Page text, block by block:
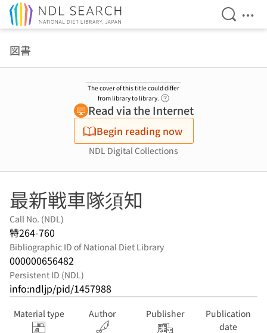
Open
図書
The cover of this title could differ
from library to library.
Read via the Internet
Begin reading now
NDL Digital Collections
最新戦車隊須知
Call No. (NDL)
特264-760
Bibliographic ID of National Diet Library
000000656482
Persistent ID (NDL)
info:ndljp/pid/1457988
Material type Author Publisher
Publication
date